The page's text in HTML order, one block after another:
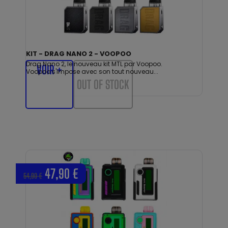
KIT - DRAG NANO 2 - VOOPOO
Drag Nano 2, le nouveau kit MTL par Voopoo.
Voopoo s'impose avec son tout nouveau...
VOIR +
OUT OF STOCK
54,90 € 47,90 €